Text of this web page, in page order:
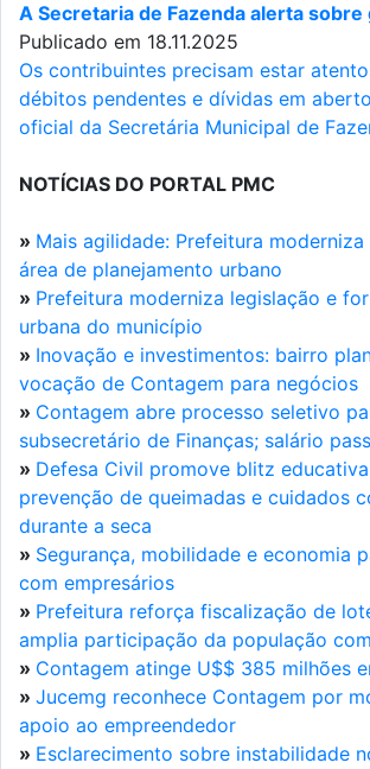
A Secretaria de Fazenda alerta sobre
Publicado em 18.11.2025
Os contribuintes precisam estar
débitos pendentes e dívidas em
oficial da Secretária Municipal de
NOTÍCIAS DO PORTAL PMC
» Mais agilidade: Prefeitura moderniza
área de planejamento urbano
» Prefeitura moderniza legislação e
urbana do município
» Inovação e investimentos: bairro
vocação de Contagem para negócios
» Contagem abre processo seletivo
subsecretário de Finanças; salário
» Defesa Civil promove blitz
prevenção de queimadas e cuidados
durante a seca
» Segurança, mobilidade e economia
com empresários
» Prefeitura reforça fiscalização de
amplia participação da população
» Contagem atinge U$$ 385 milhões
» Jucemg reconhece Contagem por
apoio ao empreendedor
» Esclarecimento sobre instabilidade